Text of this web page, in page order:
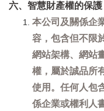
六、智慧財產權的保護
本公司及關係企
容，包含但不限
網站架構、網站
權，屬於誠品所
使用。任何人包
係企業或權利人